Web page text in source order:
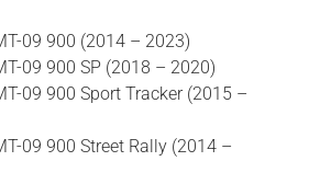
09 900 (2014 – 2023)
09 900 SP (2018 – 2020)
09 900 Sport Tracker (2015 –
09 900 Street Rally (2014 –